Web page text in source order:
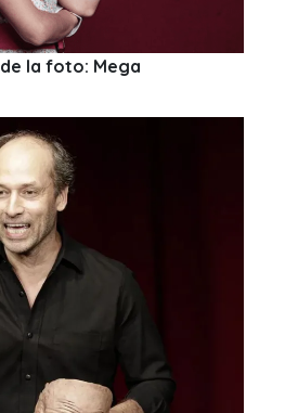
la foto: Mega